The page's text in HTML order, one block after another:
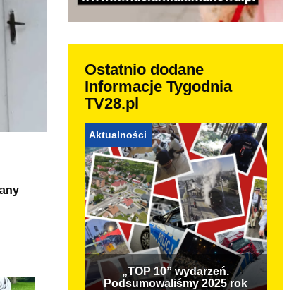
Ostatnio dodane
Informacje Tygodnia
TV28.pl
Aktualności
„TOP 10” wydarzeń.
Podsumowaliśmy 2025 rok